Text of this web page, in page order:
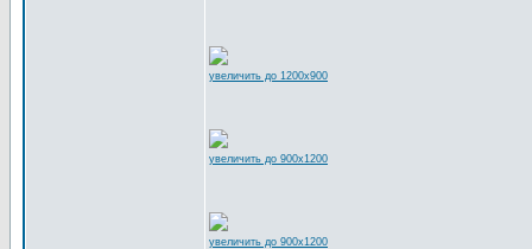
увеличить до 1200x900
увеличить до 900x1200
увеличить до 900x1200